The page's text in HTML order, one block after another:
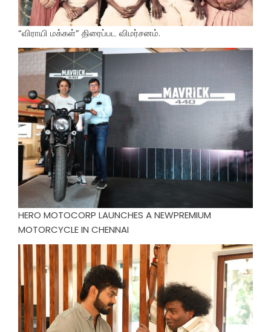
“விராயி மக்கள்” திரைப்பட விமர்சனம்.
HERO MOTOCORP LAUNCHES A NEWPREMIUM
MOTORCYCLE IN CHENNAI